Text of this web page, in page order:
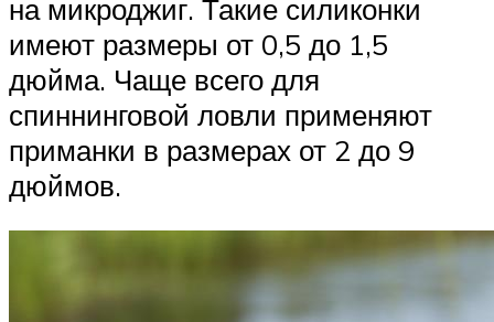
на микроджиг. Такие силиконки
имеют размеры от 0,5 до 1,5
дюйма. Чаще всего для
спиннинговой ловли применяют
приманки в размерах от 2 до 9
дюймов.